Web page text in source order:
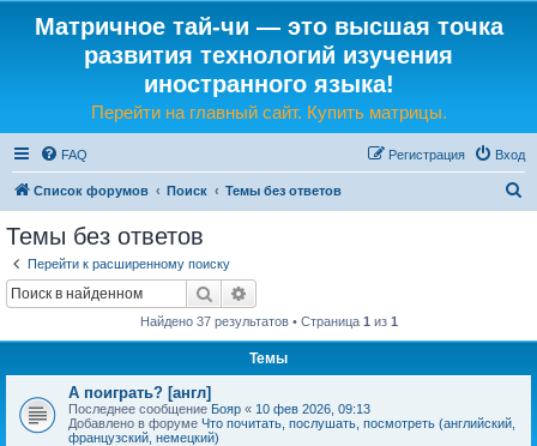
Матричное тай-чи — это высшая точка
развития технологий изучения
иностранного языка!
Перейти на главный сайт. Купить матрицы.
FAQ Вход
Регистрация
Список форумов Поиск Темы без ответов
Темы без ответов
Перейти к расширенному поиску
Поиск
Найдено 37 результатов • Страница 1 из 1
Темы
А поиграть? [англ]
Последнее сообщение Бояр « 10 фев 2026, 09:13
Добавлено в форуме Что почитать, послушать, посмотреть (английский,
французский, немецкий)